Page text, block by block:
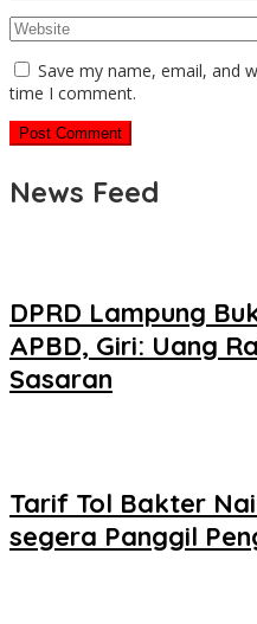
Save my name, email, and
time I comment.
News Feed
DPRD Lampung
APBD, Giri: Uang
Sasaran
Tarif Tol Bakter
segera Panggil